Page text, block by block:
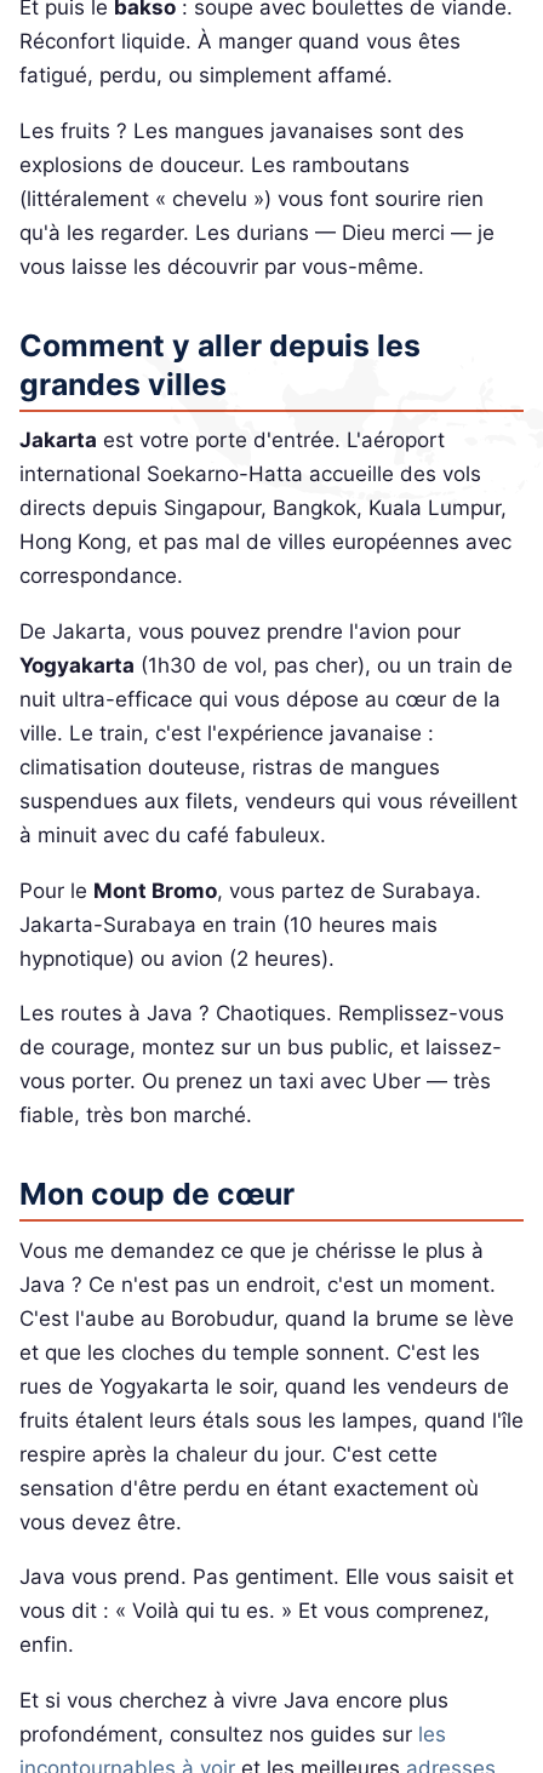
Et puis le bakso : soupe avec boulettes de viande.
Réconfort liquide. À manger quand vous êtes
fatigué, perdu, ou simplement affamé.
Les fruits ? Les mangues javanaises sont des
explosions de douceur. Les ramboutans
(littéralement « chevelu ») vous font sourire rien
qu'à les regarder. Les durians — Dieu merci — je
vous laisse les découvrir par vous-même.
Comment y aller depuis les
grandes villes
Jakarta est votre porte d'entrée. L'aéroport
international Soekarno-Hatta accueille des vols
directs depuis Singapour, Bangkok, Kuala Lumpur,
Hong Kong, et pas mal de villes européennes avec
correspondance.
De Jakarta, vous pouvez prendre l'avion pour
Yogyakarta (1h30 de vol, pas cher), ou un train de
nuit ultra-efficace qui vous dépose au cœur de la
ville. Le train, c'est l'expérience javanaise :
climatisation douteuse, ristras de mangues
suspendues aux filets, vendeurs qui vous réveillent
à minuit avec du café fabuleux.
Pour le Mont Bromo, vous partez de Surabaya.
Jakarta-Surabaya en train (10 heures mais
hypnotique) ou avion (2 heures).
Les routes à Java ? Chaotiques. Remplissez-vous
de courage, montez sur un bus public, et laissez-
vous porter. Ou prenez un taxi avec Uber — très
fiable, très bon marché.
Mon coup de cœur
Vous me demandez ce que je chérisse le plus à
Java ? Ce n'est pas un endroit, c'est un moment.
C'est l'aube au Borobudur, quand la brume se lève
et que les cloches du temple sonnent. C'est les
rues de Yogyakarta le soir, quand les vendeurs de
fruits étalent leurs étals sous les lampes, quand l'île
respire après la chaleur du jour. C'est cette
sensation d'être perdu en étant exactement où
vous devez être.
Java vous prend. Pas gentiment. Elle vous saisit et
vous dit : « Voilà qui tu es. » Et vous comprenez,
enfin.
Et si vous cherchez à vivre Java encore plus
profondément, consultez nos guides sur les
incontournables à voir et les meilleures adresses